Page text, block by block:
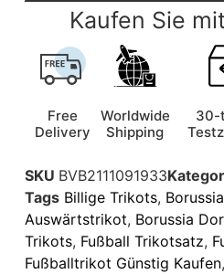
Kaufen Sie
Free
Delivery
Worldwide
Shipping
30-
SKU BVB2111091933
Tags Billige Trikots,
Auswärtstrikot, Borussia
Trikots, Fußball Trikotsatz,
Fußballtrikot Günstig Kaufen,